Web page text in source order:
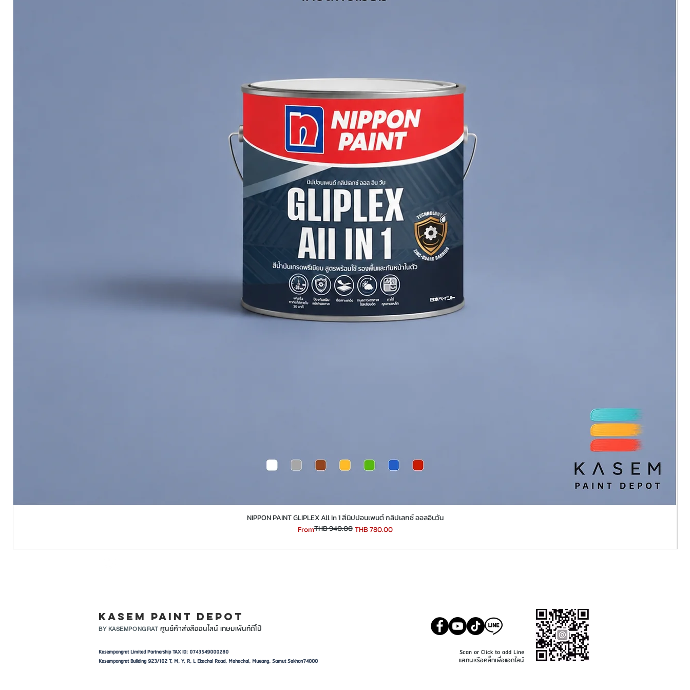
​​​​​​​NIPPON PAINT GLIPLEX All In 1 สีนิปปอนเพนต์ กลิปเลกซ์ ออลอินวัน
From
Regular Price
THB 940.00 THB 780.00
Sale Price
KASEM PAINT DEPOT
BY KASEMPONGRAT ศูนย์ค้าส่งสีออนไลน์ เกษมเพ้นท์ดีโป้
Kasempongrat Limited Partnership TAX ID: 0743549000280
Kasempongrat Building 923/102 T, M, Y, R, L Ekachai Road, Mahachai, Mueang, Samut Sakhon74000
Scan or Click to add Line
แสกนหรือคลิ๊กเพื่อแอดไลน์